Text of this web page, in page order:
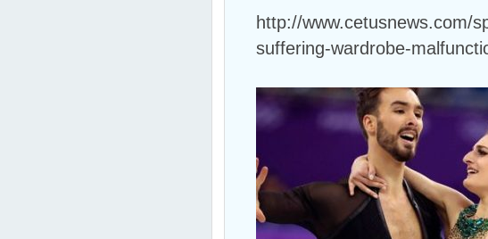
http://www.cetusnews.com/
suffering-wardrobe-